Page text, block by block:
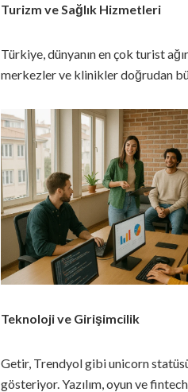
Turizm ve Sağlık Hizmetleri
Türkiye, dünyanın en çok turist
merkezler ve klinikler doğrudan
Teknoloji ve Girişimcilik
Getir, Trendyol gibi unicorn
gösteriyor. Yazılım, oyun ve